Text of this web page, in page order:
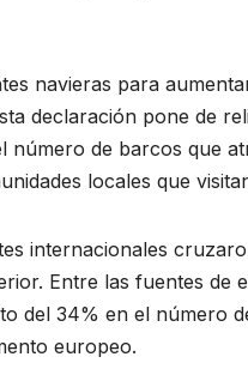
navieras para
declaración pone de
número de barcos que
locales que
internacionales
Entre las fuentes de
del 34% en el número
europeo.